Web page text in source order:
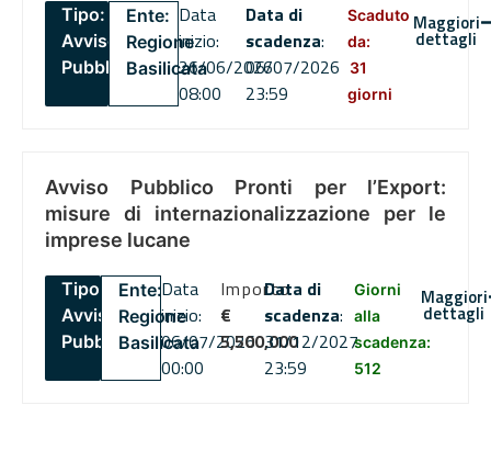
Tipo:
Avviso
Pubblico
Ente:
Regione
Basilicata
Data
inizio:
26/06/2026
08:00
Data di
scadenza:
06/07/2026
23:59
Scaduto
da:
31
giorni
Maggiori
dettagli
Avviso Pubblico Pronti per l’Export:
misure di internazionalizzazione per le
imprese lucane
Tipo:
Avviso
Pubblico
Ente:
Regione
Basilicata
Data
inizio:
06/07/2026
00:00
Importo
€
5,500,000
Data di
scadenza:
31/12/2027
23:59
Giorni
alla
scadenza:
512
Maggiori
dettagli